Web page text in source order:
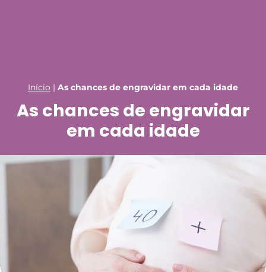
Início | As chances de engravidar em cada idade
As chances de engravidar
em cada idade